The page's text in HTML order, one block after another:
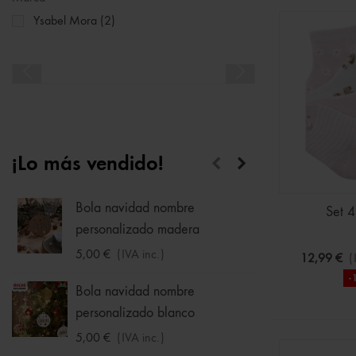
Ysabel Mora
(2)
¡Lo más vendido!
Bola navidad nombre
personalizado madera
5,00 € (IVA inc.)
Bola navidad nombre
personalizado blanco
5,00 € (IVA inc.)
Set
12,99 €
-